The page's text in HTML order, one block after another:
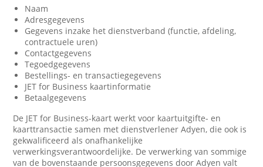
Naam
Adresgegevens
Gegevens inzake het dienstverband (functie, afdeling,
contractuele uren)
Contactgegevens
Tegoedgegevens
Bestellings- en transactiegegevens
JET for Business kaartinformatie
Betaalgegevens
De JET for Business-kaart werkt voor kaartuitgifte- en
kaarttransactie samen met dienstverlener Adyen, die ook is
gekwalificeerd als onafhankelijke
verwerkingsverantwoordelijke. De verwerking van sommige
van de bovenstaande persoonsgegevens door Adyen valt